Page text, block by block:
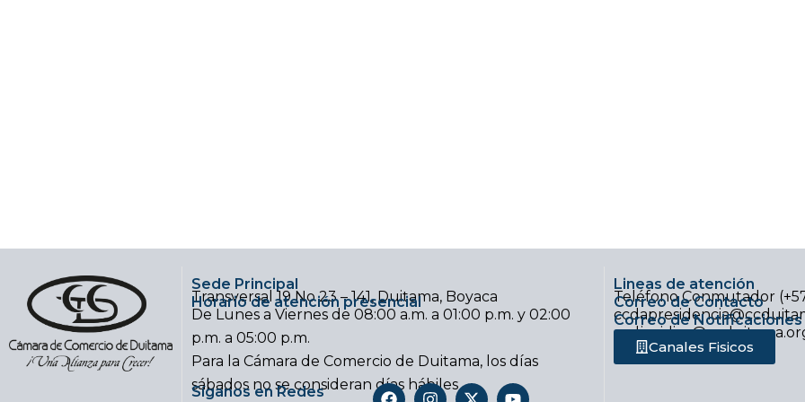
Sede Principal
Transversal 19 No 23 – 141, Duitama, Boyaca
Horario de atención presencial
De Lunes a Viernes de 08:00 a.m. a 01:00 p.m. y 02:00
p.m. a 05:00 p.m.
Para la Cámara de Comercio de Duitama, los días
sábados no se consideran días hábiles
Síganos en Redes
F
I
X
Y
Lineas de atención
Teléfono Conmutador
Correo de Contacto
Correo de Notificaciones
Canales Fisicos